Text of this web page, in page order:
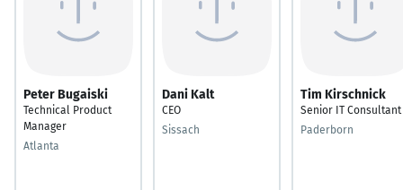
Peter Bugaiski
Technical Product
Manager
Atlanta
Dani Kalt
CEO
Sissach
Tim Kirschnick
Senior IT Consultant
Paderborn